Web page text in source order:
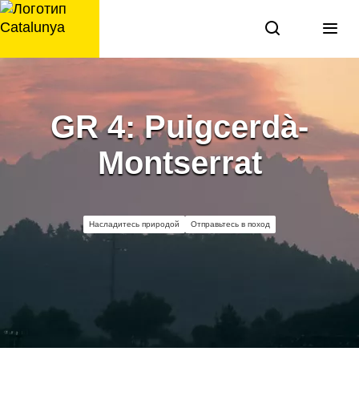
перейти
к
GR 4: Puigcerdà-
Montserrat
Насладитесь природой Отправьтесь в поход